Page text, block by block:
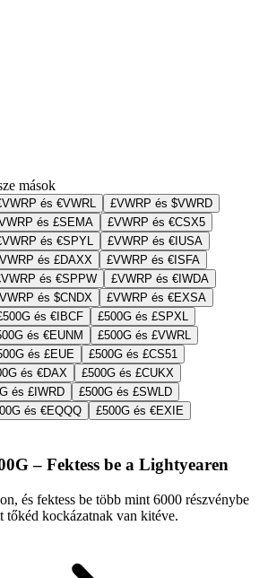
mások
és €VWRL
£VWRP és $VWRD
és £SEMA
£VWRP és €CSX5
és €SPYL
£VWRP és €IUSA
és £DAXX
£VWRP és €ISFA
és €SPPW
£VWRP és €IWDA
és $CNDX
£VWRP és €EXSA
és €IBCF
£500G és £SPXL
és €EUNM
£500G és £VWRL
és £EUE
£500G és £CS51
és €DAX
£500G és £CUKX
és £IWRD
£500G és £SWLD
és €EQQQ
£500G és €EXIE
– Fektess be a Lightyearen
és fektess be több mint 6000 részvénybe
tőkéd kockázatnak van kitéve.